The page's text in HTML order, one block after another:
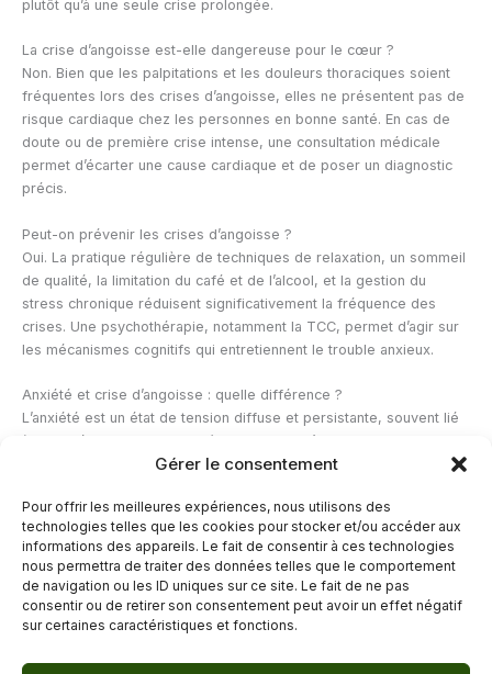
Gérer le consentement
Pour offrir les meilleures expériences, nous utilisons des
technologies telles que les cookies pour stocker et/ou accéder aux
informations des appareils. Le fait de consentir à ces technologies
nous permettra de traiter des données telles que le comportement
de navigation ou les ID uniques sur ce site. Le fait de ne pas
consentir ou de retirer son consentement peut avoir un effet négatif
sur certaines caractéristiques et fonctions.
plutôt qu’à une seule crise prolongée.
La crise d’angoisse est-elle dangereuse pour le cœur ?
Non. Bien que les palpitations et les douleurs thoraciques soient
fréquentes lors des crises d’angoisse, elles ne présentent pas de
risque cardiaque chez les personnes en bonne santé. En cas de
doute ou de première crise intense, une consultation médicale
permet d’écarter une cause cardiaque et de poser un diagnostic
précis.
Peut-on prévenir les crises d’angoisse ?
Oui. La pratique régulière de techniques de relaxation, un sommeil
de qualité, la limitation du café et de l’alcool, et la gestion du
stress chronique réduisent significativement la fréquence des
crises. Une psychothérapie, notamment la TCC, permet d’agir sur
les mécanismes cognitifs qui entretiennent le trouble anxieux.
Anxiété et crise d’angoisse : quelle différence ?
L’anxiété est un état de tension diffuse et persistante, souvent lié
à des préoccupations concrètes. La crise d’angoisse est un
épisode aigu et intense, avec des symptômes physiques
peuvent coexister, mais ils correspondent à des mécanismes et
des prises en charge différents.
←Article précédent Article suivant→